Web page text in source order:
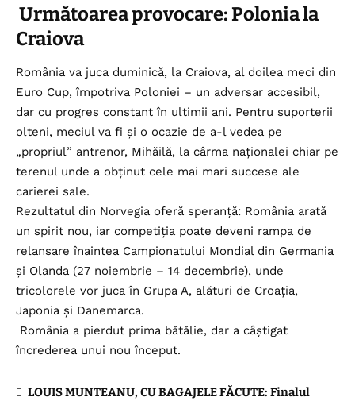
Următoarea provocare: Polonia la
Craiova
România va juca duminică, la Craiova, al doilea meci din
Euro Cup, împotriva Poloniei – un adversar accesibil,
dar cu progres constant în ultimii ani. Pentru suporterii
olteni, meciul va fi și o ocazie de a-l vedea pe
„propriul” antrenor, Mihăilă, la cârma naționalei chiar pe
terenul unde a obținut cele mai mari succese ale
carierei sale.
Rezultatul din Norvegia oferă speranță: România arată
un spirit nou, iar competiția poate deveni rampa de
relansare înaintea Campionatului Mondial din Germania
și Olanda (27 noiembrie – 14 decembrie), unde
tricolorele vor juca în Grupa A, alături de Croația,
Japonia și Danemarca.
România a pierdut prima bătălie, dar a câștigat
încrederea unui nou început.
LOUIS MUNTEANU, CU BAGAJELE FĂCUTE: Finalul